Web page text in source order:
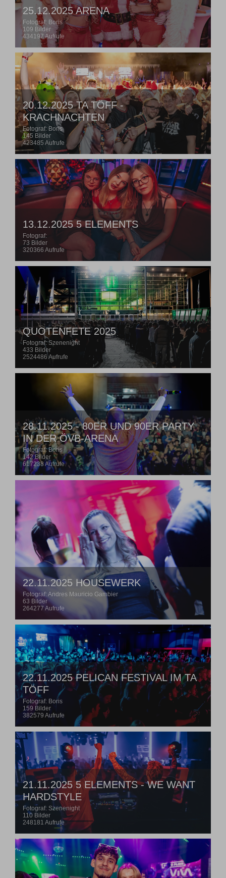
25.12.2025 ARENA
Fotograf: Boris
109 Bilder
434197 Aufrufe
20.12.2025 TA TÖFF -
KRACHNACHTEN
Fotograf: Boris
145 Bilder
423485 Aufrufe
13.12.2025 5 ELEMENTS
Fotograf:
73 Bilder
320366 Aufrufe
QUOTENFETE 2025
Fotograf: Szenenight
433 Bilder
2524486 Aufrufe
28.11.2025 - 80ER UND 90ER PARTY
IN DER ÖVB-ARENA
Fotograf: Boris
142 Bilder
617238 Aufrufe
22.11.2025 HOUSEWERK
Fotograf: Andres Mauricio Gambier
63 Bilder
264277 Aufrufe
22.11.2025 PELICAN FESTIVAL IM TA
TÖFF
Fotograf: Boris
159 Bilder
382579 Aufrufe
21.11.2025 5 ELEMENTS - WE WANT
HARDSTYLE
Fotograf: Szenenight
110 Bilder
248181 Aufrufe